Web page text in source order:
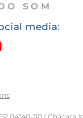
SOM
media: